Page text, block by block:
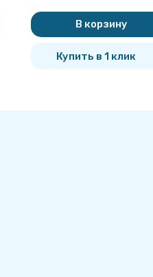
В корзину
Купить в 1 клик